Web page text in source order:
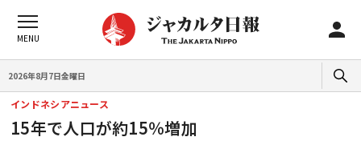
2026年8月7日金曜日
インドネシアニュース
15年で人口が約15％増加